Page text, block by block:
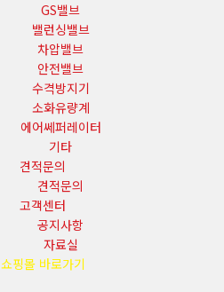
GS밸브
밸런싱밸브
차압밸브
안전밸브
수격방지기
소화유량계
에어쎄퍼레이터
기타
견적문의
견적문의
고객센터
공지사항
자료실
쇼핑몰 바로가기